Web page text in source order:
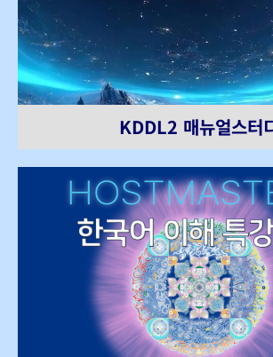
KDDL2 매뉴얼스터